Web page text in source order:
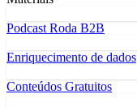
Podcast Roda B2B
Enriquecimento de dados
Conteúdos Gratuitos